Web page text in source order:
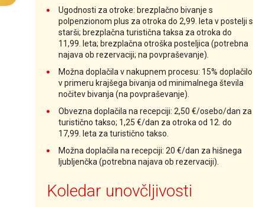
Ugodnosti za otroke: brezplačno bivanje s
polpenzionom plus za otroka do 2,99. leta v postelji s
starši; brezplačna turistična taksa za otroka do
11,99. leta; brezplačna otroška posteljica (potrebna
najava ob rezervaciji; na povpraševanje).
Možna doplačila v nakupnem procesu: 15% doplačilo
v primeru krajšega bivanja od minimalnega števila
nočitev bivanja (na povpraševanje).
Obvezna doplačila na recepciji: 2,50 €/osebo/dan za
turistično takso; 1,25 €/dan za otroka od 12. do
17,99. leta za turistično takso.
Možna doplačila na recepciji: 20 €/dan za hišnega
ljubljenčka (potrebna najava ob rezervaciji).
Koledar unovčljivosti